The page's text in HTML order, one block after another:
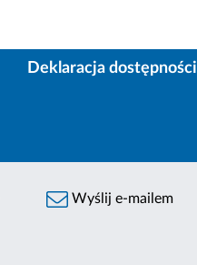
Deklaracja dostępności
Wyślij e-mailem